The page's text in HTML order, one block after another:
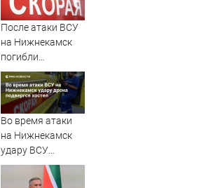
После атаки ВСУ
на Нижнекамск
погибли
граждане
Таджикистана и
Узбекистана -
Новости на
Вести.ru
Во время атаки
на Нижнекамск
удару ВСУ
подвергся хостел